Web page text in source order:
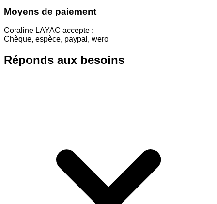
Moyens de paiement
Coraline LAYAC accepte :
Chèque, espèce, paypal, wero
Réponds aux besoins